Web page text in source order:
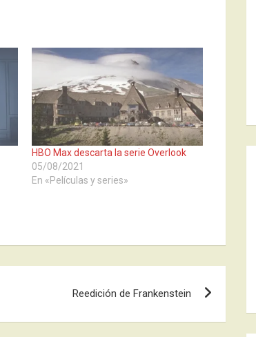
HBO Max descarta la serie Overlook
05/08/2021
En «Películas y series»
Reedición de Frankenstein